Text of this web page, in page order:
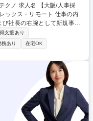
/人事採
・リモート 仕事の内
社長の右腕として新規事業
アシスタントをお任せしま
躍できるポジションです。
募者対応） ・人材紹介エー
運営サポート ■2025年オー
務。代表との距離が近く、
があります。 募集職種
大阪勤務/フレックス・リモ
支援あり
あり
在宅OK